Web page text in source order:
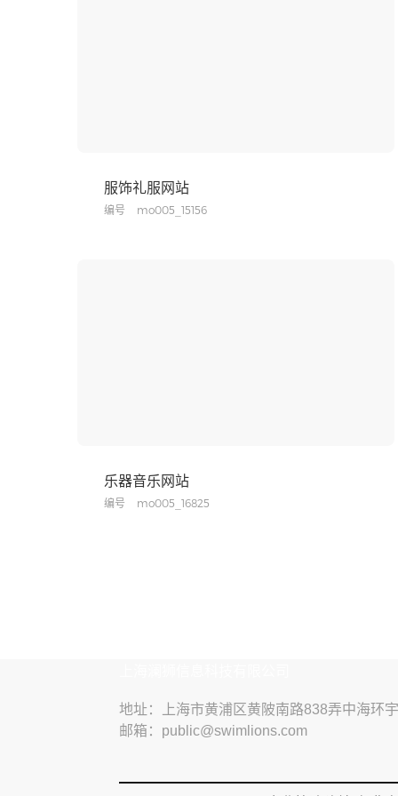
服饰礼服网站
编号 mo005_15156
乐器音乐网站
编号 mo005_16825
地址：上海市黄浦区黄陂南路838弄中海环
邮箱：public@swimlions.com